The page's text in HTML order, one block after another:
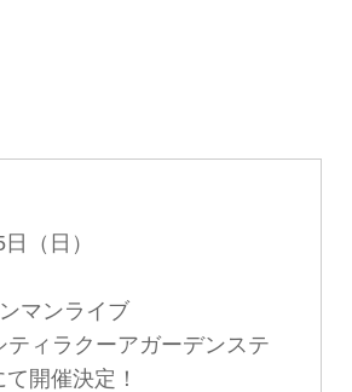
（日）
マンライブ
ティラクーアガーデンステ
開催決定！